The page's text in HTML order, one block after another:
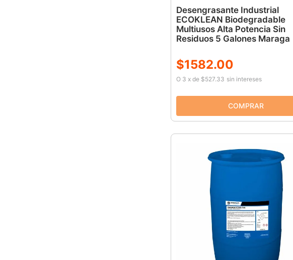
Desengrasante Industrial
ECOKLEAN Biodegradable
Multiusos Alta Potencia Sin
Residuos 5 Galones Maraga
$1582.00
O 3 xde $527.33 sin intereses